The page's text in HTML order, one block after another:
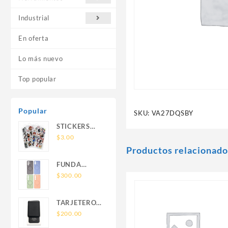
Industrial
En oferta
Lo más nuevo
Top popular
Popular
STICKERS
UNIVERSALES
$3.00
FUNDA
NOVA SAM
SIN SOPORTE
MAGNETICO
$300.00
TARJETERO
SIN SOPORTE
$200.00
SKU: VA27DQSBY
Productos